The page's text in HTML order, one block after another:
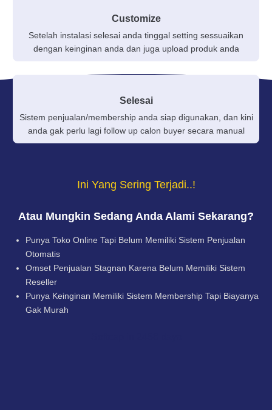
Customize
Setelah instalasi selesai anda tinggal setting sessuaikan
dengan keinginan anda dan juga upload produk anda
Selesai
Sistem penjualan/membership anda siap digunakan, dan kini
anda gak perlu lagi follow up calon buyer secara manual
Ini Yang Sering Terjadi..!
Atau Mungkin Sedang Anda Alami Sekarang?
Punya Toko Online Tapi Belum Memiliki Sistem Penjualan
Otomatis
Omset Penjualan Stagnan Karena Belum Memiliki Sistem
Reseller
Punya Keinginan Memiliki Sistem Membership Tapi Biayanya
Gak Murah